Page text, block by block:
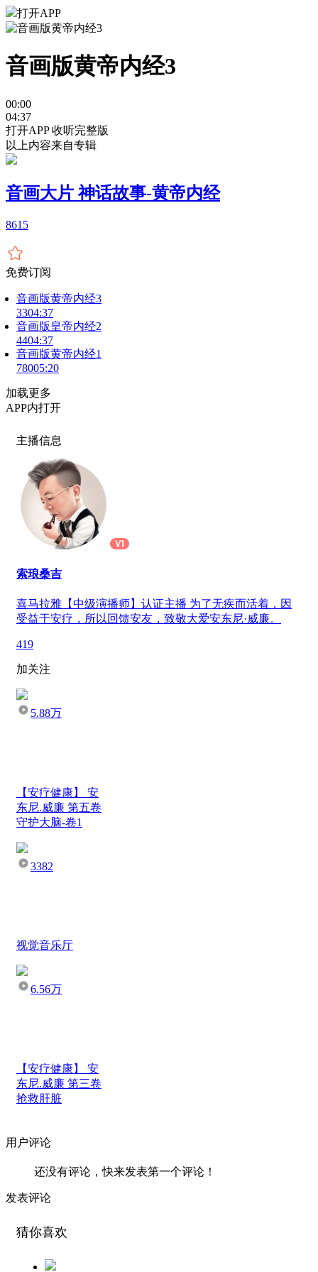
打开APP
音画版黄帝内经3
00:00
04:37
打开APP 收听完整版
以上内容来自专辑
音画大片 神话故事-黄帝内经
861 5
免费订阅
音画版黄帝内经3
3304:37
音画版皇帝内经2
4404:37
音画版黄帝内经1
78005:20
加载更多
APP内打开
主播信息
索琅桑吉
喜马拉雅【中级演播师】认证主播 为了无疾而活着，因
受益于安疗，所以回馈安友，致敬大爱安东尼·威廉。
419
加关注
5.88万
【安疗健康】 安
东尼.威廉 第五卷
守护大脑-卷1
3382
视觉音乐厅
6.56万
【安疗健康】 安
东尼.威廉 第三卷
抢救肝脏
用户评论
还没有评论，快来发表第一个评论！
发表评论
猜你喜欢